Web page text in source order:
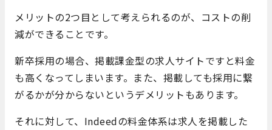
メリットの2つ目として考えられるのが、コストの削
減ができることです。
新卒採用の場合、掲載課金型の求人サイトですと料金
も高くなってしまいます。また、掲載しても採用に繋
がるかが分からないというデメリットもあります。
それに対して、Indeedの料金体系は求人を掲載した